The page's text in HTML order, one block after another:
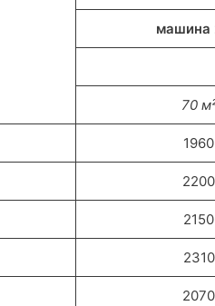
машина
70
1960
2200
2150
2310
2070